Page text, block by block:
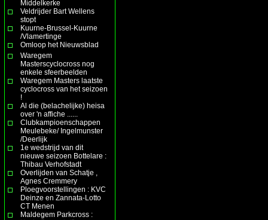
Middelkerke
Veldrijder Bart Wellens
stopt
Kuurne-Brussel-Kuurne
/Vlamertinge
Omloop het Nieuwsblad
Waregem
Masterscyclocross nog
enkele sfeerbeelden
Waregem Masters laatste
cyclocross van het seizoen
!
Al die (belachelijke) heisa
over 'n affiche ......
Clubkampioenschappen
Meulebeke/ Ingelmunster
/Deerlijk
1e wedstrijd van dit
nieuwe seizoen Bottelare :
Thibau Verhofstadt
Overlijden van Schatje ,
Agnes Cremmery
Ploegvoorstellingen : KVC
Deinze en Zannata-Lotto
CT Menen
Maldegem Parkcross :